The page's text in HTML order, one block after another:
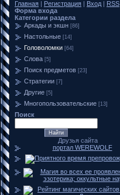
Главная | Регистрация | Вход | RSS
Форма входа
Категории раздела
Аркады и экшн [86]
Настольные [14]
Головоломки [64]
Слова [5]
Поиск предметов [23]
Стратегии [7]
Другие [5]
Многопользовательские [13]
Поиск
Друзья сайта
портал WEREWOLF